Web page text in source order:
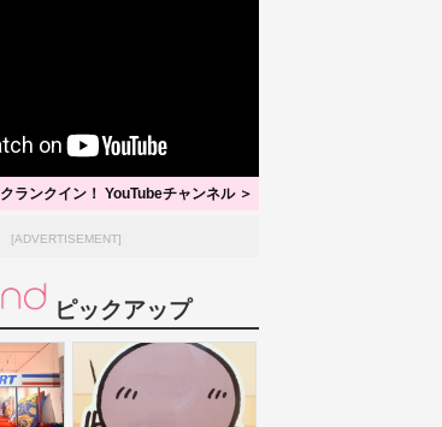
クランクイン！ YouTubeチャンネル ＞
[ADVERTISEMENT]
ピックアップ